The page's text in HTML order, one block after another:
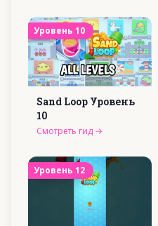
Уровень 10
Sand Loop Уровень
10
Смотреть гид →
Уровень 12